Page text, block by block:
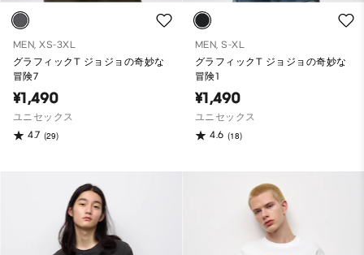
MEN, XS-3XL
グラフィックT ジョジョの奇妙な
冒険7
¥1,490
ユニセックス
4.7 (29)
MEN, S-XL
グラフィックT ジョジョの奇妙な
冒険1
¥1,490
ユニセックス
4.6 (18)